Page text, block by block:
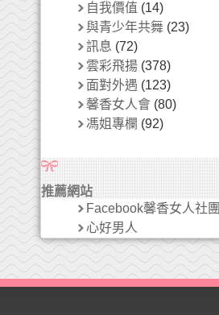
自我價值 (14)
與青少年共舞 (23)
訊息 (72)
雲彩飛揚 (378)
面對外遇 (123)
馨香女人會 (80)
馮姐專欄 (92)
推薦網站
Facebook馨香女人社團
心好男人